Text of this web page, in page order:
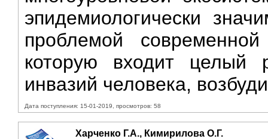
эпидемиологически
проблемой
которую входит целый
инвазий человека,
Дата поступления: 15-01-2019, просмотров: 58
Харченко Г.А., Кимирилова О.Г.